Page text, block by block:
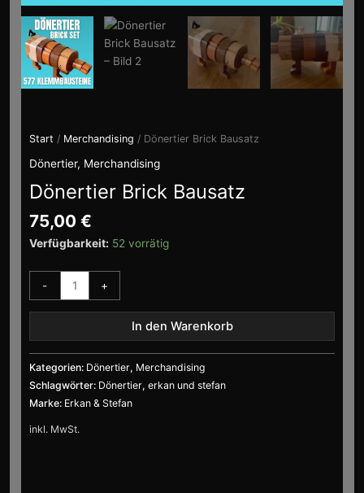
Start / Merchandising / Dönertier Brick Bausatz
Dönertier, Merchandising
Dönertier Brick Bausatz
75,00 €
Verfügbarkeit: 52 vorrätig
- +
In den Warenkorb
Kategorien: Dönertier, Merchandising
Schlagwörter: Dönertier, erkan und stefan
Marke: Erkan & Stefan
inkl. MwSt.